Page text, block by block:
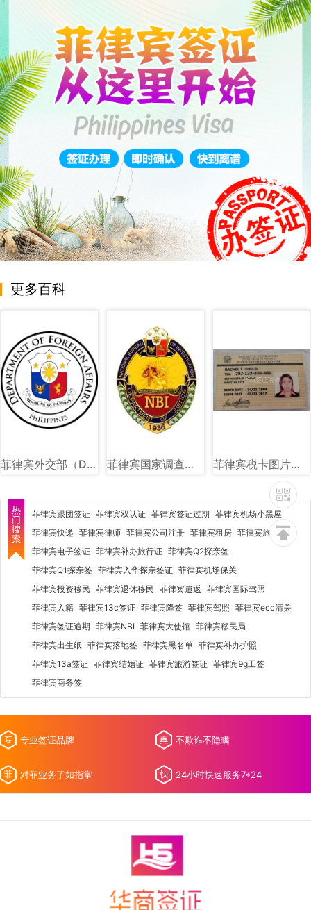
更多百科
菲律宾外交部（DFA）图文讲解 菲律宾国家调查局（NBI）图文讲解 菲律宾税卡图片样式讲解
菲律宾跟团签证 菲律宾双认证 菲律宾签证过期 菲律宾机场小黑屋
菲律宾快递 菲律宾律师 菲律宾公司注册 菲律宾租房 菲律宾旅行社
菲律宾电子签证 菲律宾补办旅行证 菲律宾Q2探亲签
菲律宾Q1探亲签 菲律宾入华探亲签证 菲律宾机场保关
菲律宾投资移民 菲律宾退休移民 菲律宾遣返
菲律宾国际驾照
菲律宾入籍 菲律宾13c签证 菲律宾降签 菲律宾驾照 菲律宾ecc清关
菲律宾签证逾期 菲律宾NBI 菲律宾大使馆 菲律宾移民局
菲律宾出生纸 菲律宾落地签 菲律宾黑名单 菲律宾补办护照
菲律宾13a签证 菲律宾结婚证 菲律宾旅游签证 菲律宾9g工签
菲律宾商务签
专业签证品牌 不欺诈不隐瞒
对菲业务了如指掌 24小时快速服务7*24